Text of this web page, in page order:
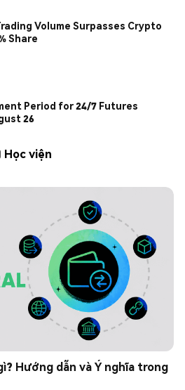
Volume Surpasses Crypto
Share
Period for 24/7 Futures
26
Học viện
Hướng dẫn và Ý nghĩa trong